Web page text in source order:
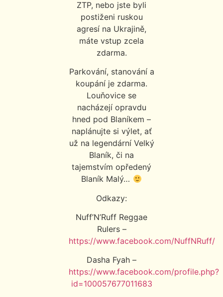
ZTP, nebo jste byli
postiženi ruskou
agresí na Ukrajině,
máte vstup zcela
zdarma.
Parkování, stanování a
koupání je zdarma.
Louňovice se
nacházejí opravdu
hned pod Blaníkem –
naplánujte si výlet, ať
už na legendární Velký
Blaník, či na
tajemstvím opředený
Blaník Malý…
Odkazy:
Nuff’N’Ruff Reggae
Rulers –
https://www.facebook.com/NuffNRuff/
Dasha Fyah –
https://www.facebook.com/profile.php?
id=100057677011683